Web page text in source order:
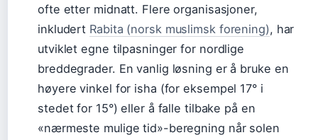
ofte etter midnatt. Flere organisasjoner,
inkludert Rabita (norsk muslimsk forening), har
utviklet egne tilpasninger for nordlige
breddegrader. En vanlig løsning er å bruke en
høyere vinkel for isha (for eksempel 17° i
stedet for 15°) eller å falle tilbake på en
«nærmeste mulige tid»-beregning når solen